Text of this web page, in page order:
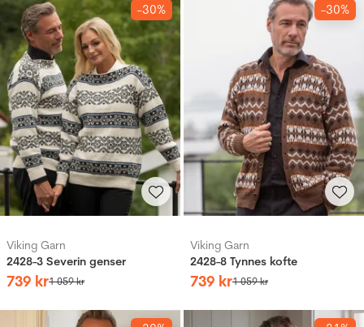
-30%
Viking Garn
2428-3 Severin genser
739 kr1 059kr
-30%
Viking Garn
2428-8 Tynnes kofte
739 kr1 059kr